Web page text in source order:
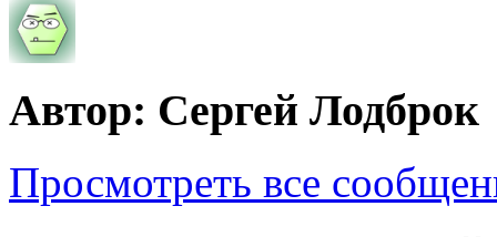
Автор: Сергей Лодброк
Просмотреть все